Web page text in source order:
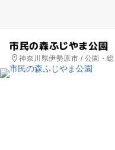
市民の森ふじやま公園
神奈川県伊勢原市 / 公園・総